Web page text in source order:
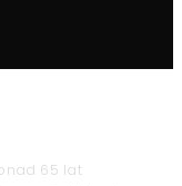
65 lat